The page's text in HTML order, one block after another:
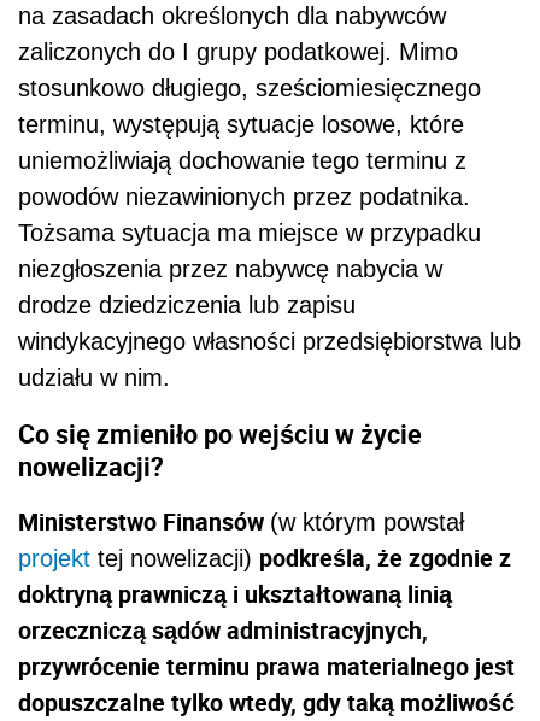
na zasadach określonych dla nabywców
zaliczonych do I grupy podatkowej. Mimo
stosunkowo długiego, sześciomiesięcznego
terminu, występują sytuacje losowe, które
uniemożliwiają dochowanie tego terminu z
powodów niezawinionych przez podatnika.
Tożsama sytuacja ma miejsce w przypadku
niezgłoszenia przez nabywcę nabycia w
drodze dziedziczenia lub zapisu
windykacyjnego własności przedsiębiorstwa lub
udziału w nim.
Co się zmieniło po wejściu w życie
nowelizacji?
Ministerstwo Finansów (w którym powstał
projekt tej nowelizacji) podkreśla, że zgodnie z
doktryną prawniczą i ukształtowaną linią
orzeczniczą sądów administracyjnych,
przywrócenie terminu prawa materialnego jest
dopuszczalne tylko wtedy, gdy taką możliwość